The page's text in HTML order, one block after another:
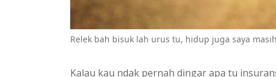
Relek bah bisuk lah urus tu, hidup juga saya masih
Kalau kau ndak pernah dingar apa tu